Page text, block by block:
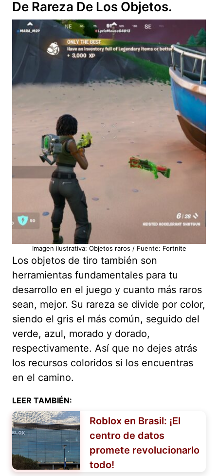
De Rareza De Los Objetos.
Imagen ilustrativa: Objetos raros / Fuente: Fortnite
Los objetos de tiro también son
herramientas fundamentales para tu
desarrollo en el juego y cuanto más raros
sean, mejor. Su rareza se divide por color,
siendo el gris el más común, seguido del
verde, azul, morado y dorado,
respectivamente. Así que no dejes atrás
los recursos coloridos si los encuentras
en el camino.
LEER TAMBIÉN:
Roblox en Brasil: ¡El
centro de datos
promete revolucionarlo
todo!